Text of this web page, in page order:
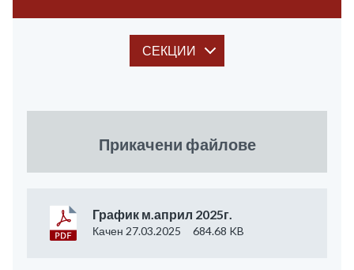
СЕКЦИИ
Прикачени файлове
График м.април 2025г.
Качен 27.03.2025 684.68 KB